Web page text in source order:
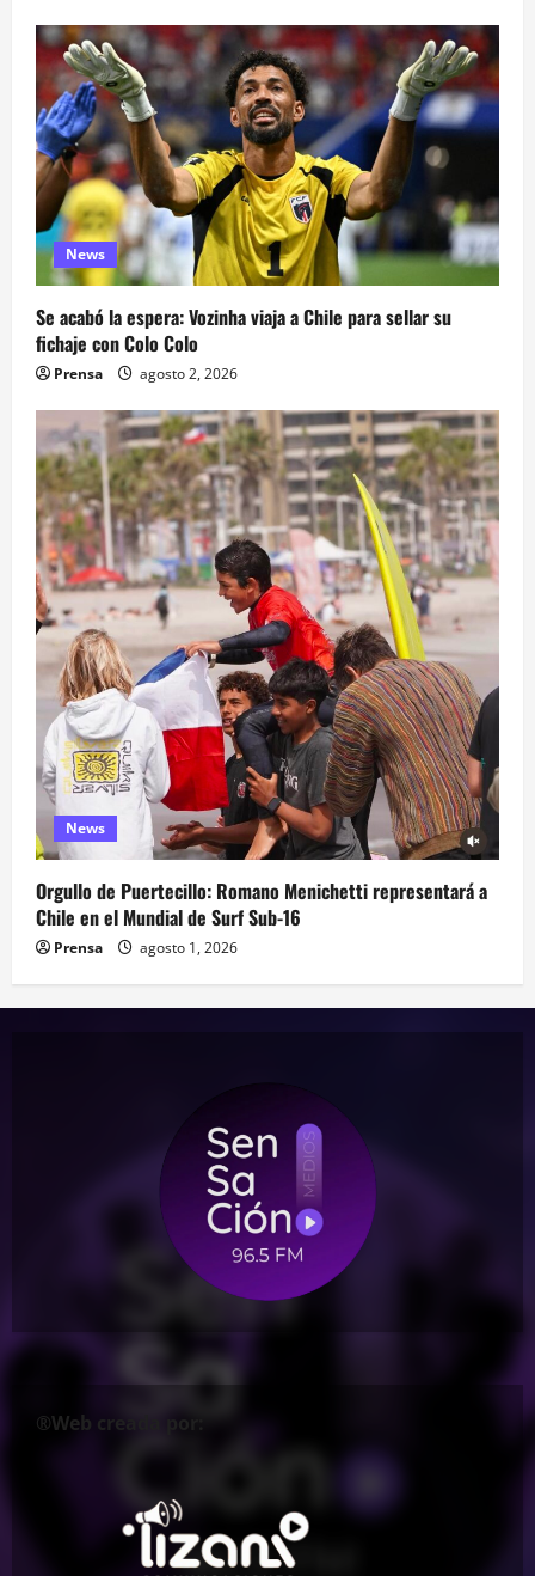
News
Se acabó la espera: Vozinha viaja a Chile para sellar su
fichaje con Colo Colo
Prensa agosto 2, 2026
News
Orgullo de Puertecillo: Romano Menichetti representará a
Chile en el Mundial de Surf Sub-16
Prensa agosto 1, 2026
®Web creada por: